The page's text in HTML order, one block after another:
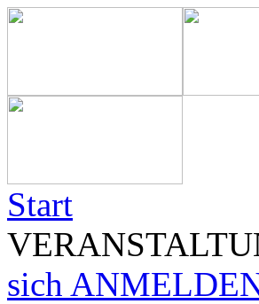
Start
sich